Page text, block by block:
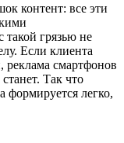
контент: все эти
грязью не
Если клиента
реклама смартфонов
Так что
формируется легко,